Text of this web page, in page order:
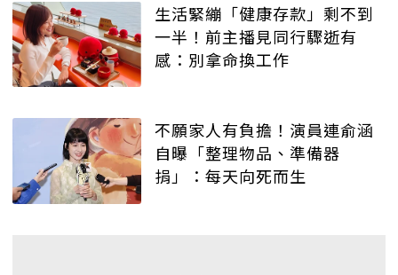
生活緊繃「健康存款」剩不到
一半！前主播見同行驟逝有
感：別拿命換工作
不願家人有負擔！演員連俞涵
自曝「整理物品、準備器
捐」：每天向死而生